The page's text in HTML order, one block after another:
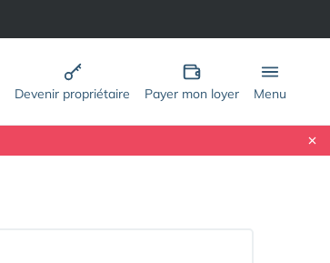
Devenir propriétaire Payer mon loyer Menu